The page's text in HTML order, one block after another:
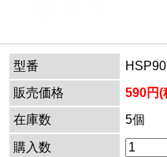
型番
販売価格
590円(
在庫数
5個
購入数